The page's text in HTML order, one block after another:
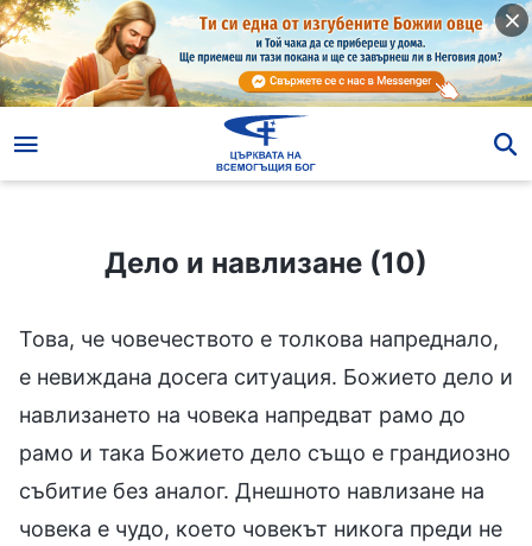
Дело и навлизане (10)
Това, че човечеството е толкова напреднало,
е невиждана досега ситуация. Божието дело и
навлизането на човека напредват рамо до
рамо и така Божието дело също е грандиозно
събитие без аналог. Днешното навлизане на
човека е чудо, което човекът никога преди не